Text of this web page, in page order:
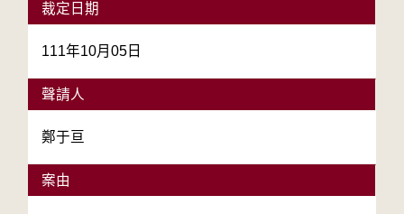
裁定日期
111年10月05日
聲請人
鄭于亘
案由